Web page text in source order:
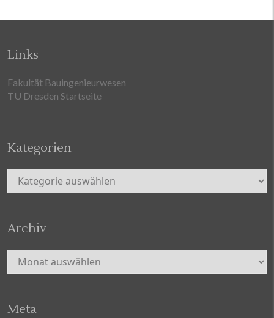
Links
Fakultät Bauingenieurwesen
TU Dresden Startseite
Kategorien
Kategorien
Archiv
Archiv
Meta